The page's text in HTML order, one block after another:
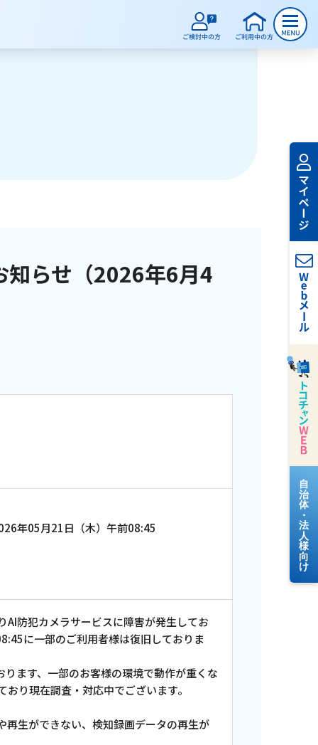
料金案内
らせ（2026年6月4
年05月21日（木）午前08:45
防犯カメラサービスに障害が発生してお
に一部のご利用者様は復旧しておりま
ます、一部のお客様の環境で動作が重くな
り現在調査・対応中でございます。
再生ができない、検知録画データの再生が